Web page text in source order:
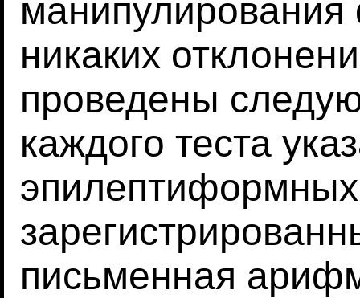
никаких
проведены
каждого теста
письменная